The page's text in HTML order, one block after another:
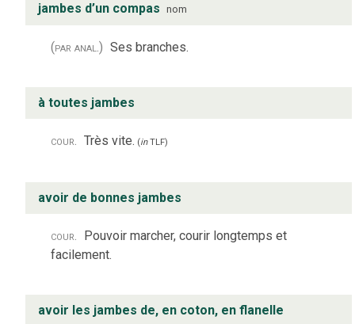
jambes d’un compas nom
(par anal.) Ses branches.
à toutes jambes
cour. Très vite. (inTLF)
avoir de bonnes jambes
cour. Pouvoir marcher, courir longtemps et
facilement.
avoir les jambes de, en coton, en flanelle